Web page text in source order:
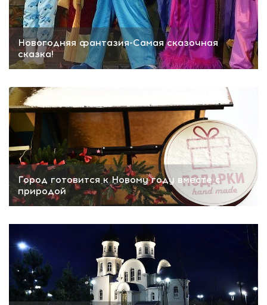
Новогодняя фантазия-Самая сказочная
сказка!
Город готовится к Новому году вместе с
природой